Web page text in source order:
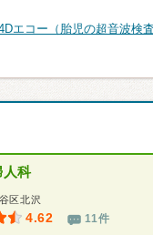
エコー（胎児の超音波検
人科
区北沢
4.62 11件